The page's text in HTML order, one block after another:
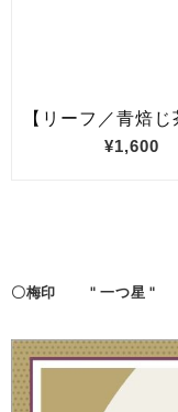
〇梅印 " 一つ星 "